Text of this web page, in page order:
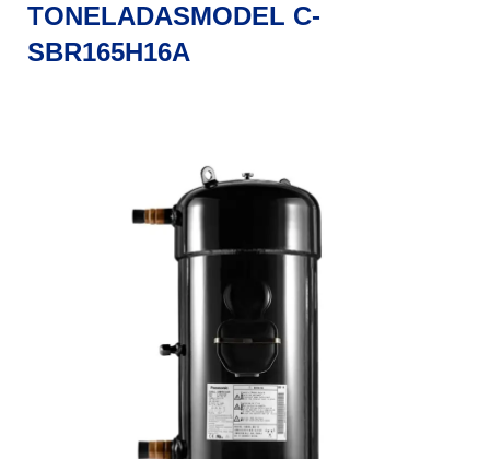
TONELADASMODEL C-
SBR165H16A